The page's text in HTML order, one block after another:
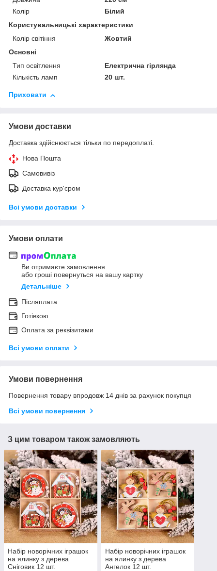
Колір
Білий
Користувальницькі характеристики
Колір світіння
Жовтий
Основні
Тип освітлення
Електрична гірлянда
Кількість ламп
20 шт.
Приховати
Умови доставки
Доставка здійснюється тільки по передоплаті.
Нова Пошта
Самовивіз
Доставка кур'єром
Всі умови доставки
Умови оплати
Ви отримаєте замовлення
або гроші повернуться на вашу картку
Детальніше
Післяплата
Готівкою
Оплата за реквізитами
Всі умови оплати
Умови повернення
Повернення товару впродовж 14 днів за рахунок покупця
Всі умови повернення
З цим товаром також замовляють
Набір новорічних іграшок
на ялинку з дерева
Сніговик 12 шт.
Набір новорічних іграшок
на ялинку з дерева
Ангелок 12 шт.